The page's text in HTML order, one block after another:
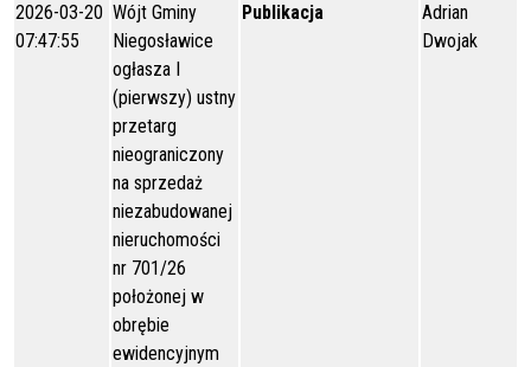
2026-03-20
07:47:55
Wójt Gminy
Niegosławice
ogłasza I
(pierwszy) ustny
przetarg
nieograniczony
na sprzedaż
niezabudowanej
nieruchomości
nr 701/26
położonej w
obrębie
ewidencyjnym
Publikacja
Adrian
Dwojak